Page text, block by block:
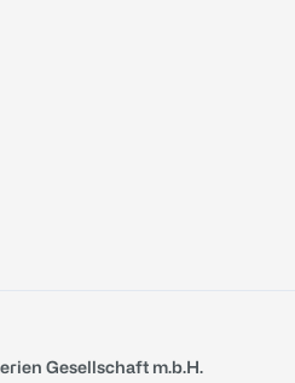
Gesellschaft m.b.H.